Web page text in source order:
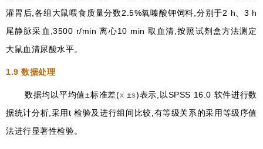
灌胃后,各组大鼠喂食质量分数2.5%氧嗪酸钾饲料,分别于2 h、3 h
尾静脉采血,3500 r/min 离心10 min 取血清,按照试剂盒方法测定
大鼠血清尿酸水平。
1.9数据处理
数据均以平均值±标准差(x ±s)表示,以SPSS 16.0 软件进行数
据统计分析,采用t 检验及进行组间比较,有等级关系的采用等级序值
法进行显著性检验。